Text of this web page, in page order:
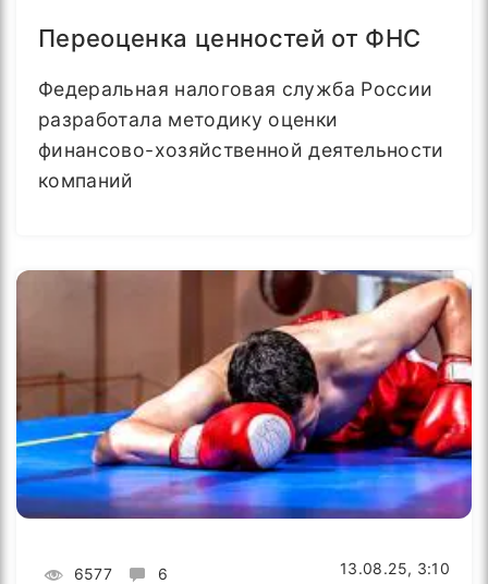
Переоценка ценностей от ФНС
Федеральная налоговая служба России
разработала методику оценки
финансово-хозяйственной деятельности
компаний
6577 6 13.08.25, 3:10